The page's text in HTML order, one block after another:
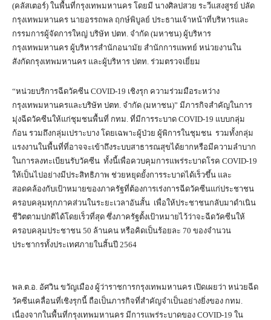
(คลัสเตอร์) ในพื้นที่กรุงเทพมหานคร โดยมี นางศิลปสวย ระวีแสงสูรย์ ปลัด
กรุงเทพมหานคร นายอรรถพล ฤกษ์พิบูลย์ ประธานเจ้าหน้าที่บริหารและ
กรรมการผู้จัดการใหญ่ บริษัท ปตท. จำกัด (มหาชน) ผู้บริหาร
กรุงเทพมหานคร ผู้บริหารสำนักอนามัย สำนักการแพทย์ หน่วยงานใน
สังกัดกรุงเทพมหานคร และผู้บริหาร ปตท. ร่วมตรวจเยี่ยม
“หน่วยบริการฉีดวัคซีน COVID-19 เชิงรุก ความร่วมมือระหว่าง
กรุงเทพมหานครและบริษัท ปตท. จำกัด (มหาชน)” มีภารกิจสำคัญในการ
มุ่งฉีดวัคซีนให้แก่ชุมชนพื้นที่ กทม. ที่มีการระบาด COVID-19 แบบกลุ่ม
ก้อน รวมถึงกลุ่มเปราะบาง โดยเฉพาะผู้ป่วย ผู้พิการในชุมชน รวมทั้งกลุ่ม
แรงงานในพื้นที่ที่อาจจะเข้าถึงระบบสาธารณสุขได้ยากหรือมีความลำบาก
ในการลงทะเบียนรับวัคซีน ทั้งนี้เพื่อควบคุมการแพร่ระบาดโรค COVID-19
ให้เป็นไปอย่างมีประสิทธิภาพ ช่วยหยุดยั้งการระบาดได้เร็วขึ้น และ
สอดคล้องกับเป้าหมายของภาครัฐที่ต้องการเร่งการฉีดวัคซีนแก่ประชาชน
ครอบคลุมทุกภาคส่วนในระยะเวลาอันสั้น เพื่อให้ประชาชนกลับมาดำเนิน
ชีวิตตามปกติได้โดยเร็วที่สุด ซึ่งภาครัฐตั้งเป้าหมายไว้ว่าจะฉีดวัคซีนให้
ครอบคลุมประชาชน 50 ล้านคน หรือคิดเป็นร้อยละ 70 ของจำนวน
ประชากรทั้งประเทศภายในสิ้นปี 2564
พล.ต.อ. อัศวิน ขวัญเมือง ผู้ว่าราชการกรุงเทพมหานคร เปิดเผยว่า หน่วยฉีด
วัคซีนเคลื่อนที่เชิงรุกนี้ ถือเป็นภารกิจที่สำคัญจำเป็นอย่างยิ่งของ กทม.
เนื่องจากในพื้นที่กรุงเทพมหานคร มีการแพร่ระบาดของ COVID-19 ใน